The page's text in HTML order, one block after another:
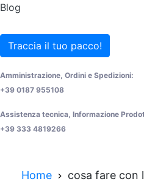
Blog
Traccia il tuo pacco!
Amministrazione, Ordini e Spedizioni:
+39 0187 955108
Assistenza tecnica, Informazione
+39 333 4819266
Home cosa fare con